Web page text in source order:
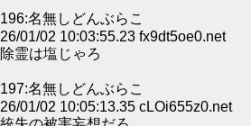
196:名無しどんぶらこ
26/01/02 10:03:55.23 fx9dt5oe0.net
除霊は塩じゃろ
197:名無しどんぶらこ
26/01/02 10:05:13.35 cLOi655z0.net